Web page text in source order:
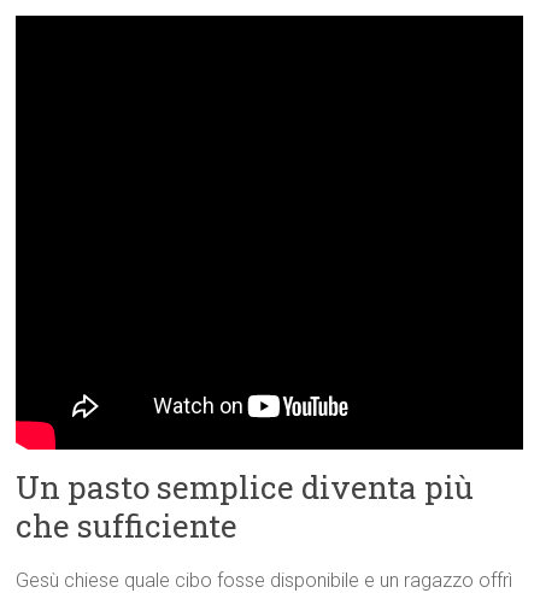
Un pasto semplice diventa più
che sufficiente
Gesù chiese quale cibo fosse disponibile e un ragazzo offrì